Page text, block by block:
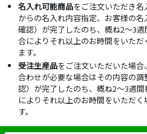
名入れ可能商品をご注文いただき
からの名入れ内容指定、お客様の
確認）が完了したのち、概ね2～3
合によりそれ以上のお時間をいた
ます。
受注生産品をご注文いただいた場
合わせが必要な場合はその内容の
認）が完了したのち、概ね2～3週
によりそれ以上のお時間をいただ
す。